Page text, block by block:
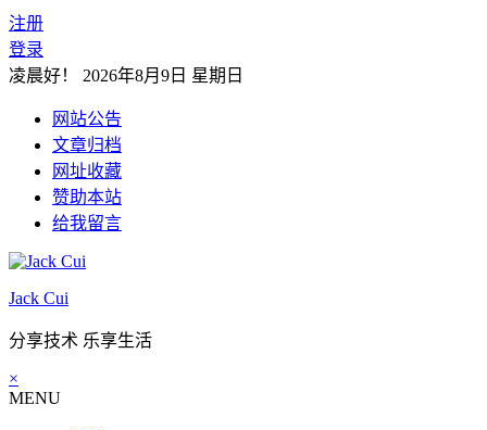
注册
登录
凌晨好！ 2026年8月9日 星期日
网站公告
文章归档
网址收藏
赞助本站
给我留言
Jack Cui
分享技术 乐享生活
×
MENU